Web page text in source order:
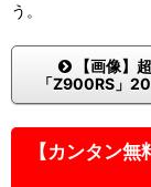
う。
【画像】
「Z900RS」
【カンタン